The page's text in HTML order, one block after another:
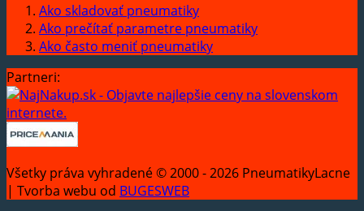
Ako skladovať pneumatiky
Ako prečítať parametre pneumatiky
Ako často meniť pneumatiky
Partneri:
Všetky práva vyhradené © 2000 - 2026 PneumatikyLacne
| Tvorba webu od BUGESWEB